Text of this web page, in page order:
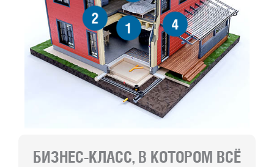
1
2 4
БИЗНЕС-КЛАСС, В КОТОРОМ ВСЁ